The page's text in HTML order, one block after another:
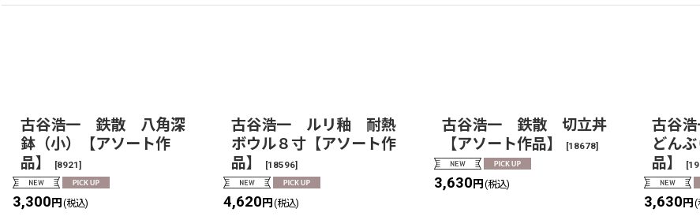
古谷浩一 鉄散 八角深
鉢（小）【アソート作
品】
[8921]
3,300円 (税込)
古谷浩一 ルリ釉 耐熱
ボウル８寸【アソート作
品】
[18596]
4,620円 (税込)
古谷浩一 鉄散 切立丼
【アソート作品】
[18678]
3,630円 (税込)
古谷
どん
品】
[
3,630円 (